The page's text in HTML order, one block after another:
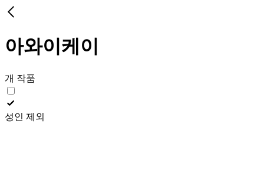
아와이케이
개 작품
성인 제외